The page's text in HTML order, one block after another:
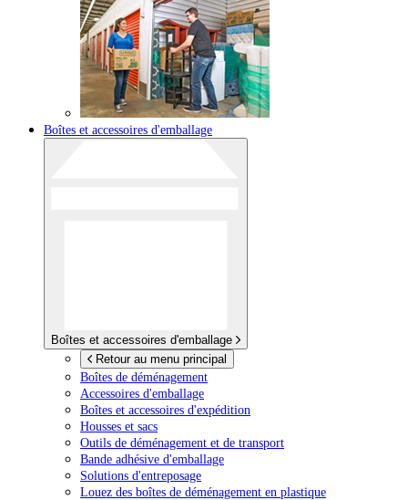
Boîtes et accessoires d'emballage
Boîtes et accessoires d'emballage
Retour au menu principal
Boîtes de déménagement
Accessoires d'emballage
Boîtes et accessoires d'expédition
Housses et sacs
Outils de déménagement et de transport
Bande adhésive d'emballage
Solutions d'entreposage
Louez des boîtes de déménagement en plastique